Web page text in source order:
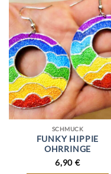
SCHMUCK
FUNKY HIPPIE
OHRRINGE
6,90€